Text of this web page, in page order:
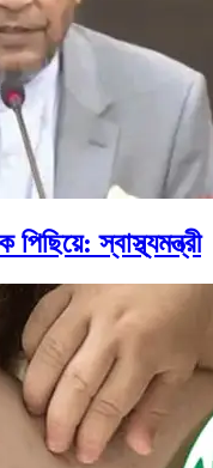
স্বাস্থ্যমন্ত্রী